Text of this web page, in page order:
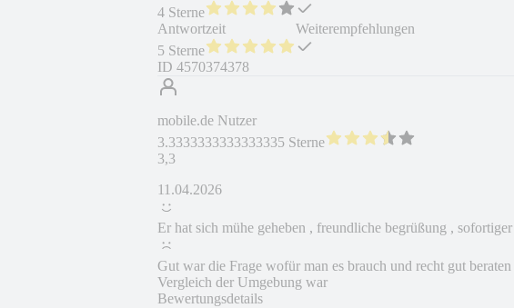
4 Sterne
Antwortzeit
5 Sterne
Weiterempfehlungen
ID 4570374378
mobile.de Nutzer
3.3333333333333335 Sterne
3,3
11.04.2026
Er hat sich mühe geheben , freundliche begrüßung ,
Gut war die Frage wofür man es brauch und recht gut
Vergleich der Umgebung war
Bewertungsdetails